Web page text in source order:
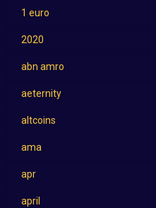
1 euro
2020
abn amro
aeternity
altcoins
ama
apr
april